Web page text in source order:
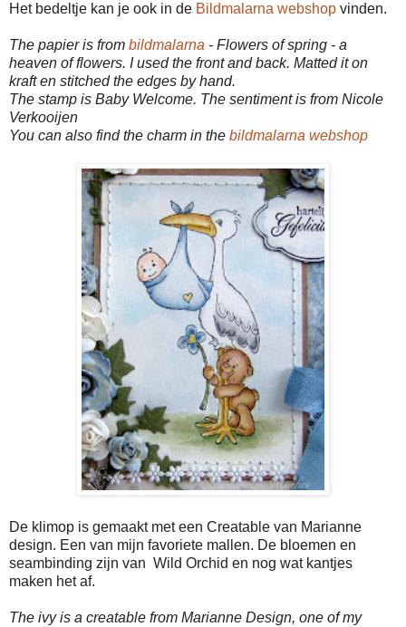
Het bedeltje kan je ook in de Bildmalarna webshop vinden.
The papier is from bildmalarna - Flowers of spring - a
heaven of flowers. I used the front and back. Matted it on
kraft en stitched the edges by hand.
The stamp is Baby Welcome. The sentiment is from Nicole
Verkooijen
You can also find the charm in the bildmalarna webshop
De klimop is gemaakt met een Creatable van Marianne
design. Een van mijn favoriete mallen. De bloemen en
seambinding zijn van Wild Orchid en nog wat kantjes
maken het af.
The ivy is a creatable from Marianne Design, one of my